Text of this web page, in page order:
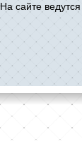
На сайте